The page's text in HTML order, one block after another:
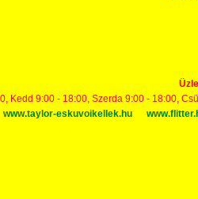
Kedd 9:00 - 18:00, Szerda 9:00 - 18:00,
www.taylor-eskuvoikellek.hu